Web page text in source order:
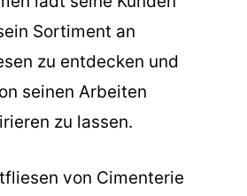
Sortiment an
zu entdecken und
seinen Arbeiten
zu lassen.
von Cimenterie